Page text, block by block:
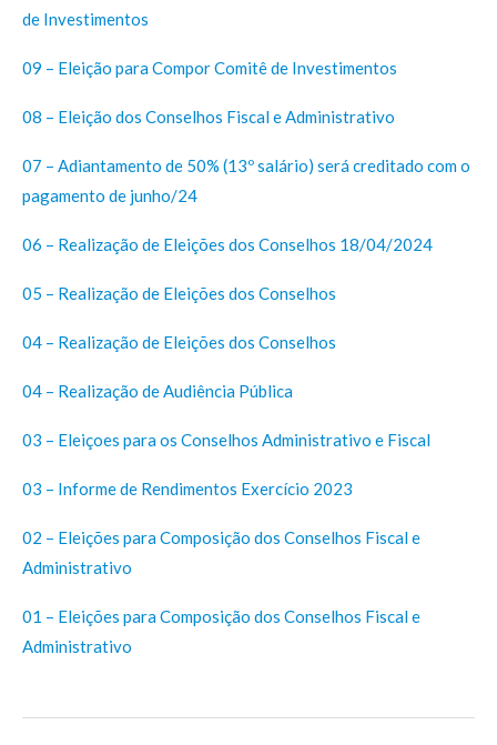
de Investimentos
09 – Eleição para Compor Comitê de Investimentos
08 – Eleição dos Conselhos Fiscal e Administrativo
07 – Adiantamento de 50% (13º salário) será creditado com o
pagamento de junho/24
06 – Realização de Eleições dos Conselhos 18/04/2024
05 – Realização de Eleições dos Conselhos
04 – Realização de Eleições dos Conselhos
04 – Realização de Audiência Pública
03 – Eleiçoes para os Conselhos Administrativo e Fiscal
03 – Informe de Rendimentos Exercício 2023
02 – Eleições para Composição dos Conselhos Fiscal e
Administrativo
01 – Eleições para Composição dos Conselhos Fiscal e
Administrativo